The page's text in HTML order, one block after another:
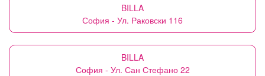
BILLA
София - Ул. Раковски 116
BILLA
София - Ул. Сан Стефано 22